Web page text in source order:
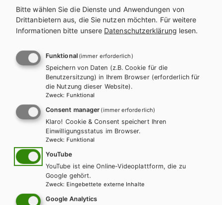
Diese Bücher könnten Sie
ebenfalls interessieren
Bitte wählen Sie die Dienste und Anwendungen von
Drittanbietern aus, die Sie nutzen möchten. Für weitere
Informationen bitte unsere Datenschutzerklärung lesen.
Funktional (immer erforderlich)
Speichern von Daten (z.B. Cookie für die
Benutzersitzung) in Ihrem Browser (erforderlich für
die Nutzung dieser Website).
Zweck: Funktional
Consent manager (immer erforderlich)
Klaro! Cookie & Consent speichert Ihren
Einwilligungsstatus im Browser.
Zweck: Funktional
YouTube
YouTube ist eine Online-Videoplattform, die zu
Google gehört.
Zweck: Eingebettete externe Inhalte
Google Analytics